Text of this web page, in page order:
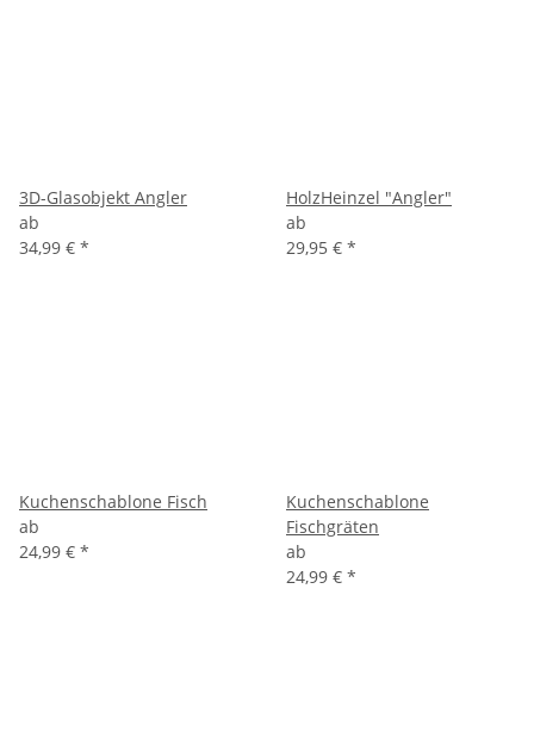
3D-Glasobjekt Angler
ab
34,99 € *
HolzHeinzel "Angler"
ab
29,95 € *
Kuchenschablone Fisch
ab
24,99 € *
Kuchenschablone
Fischgräten
ab
24,99 € *